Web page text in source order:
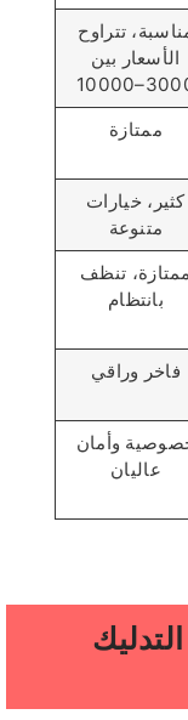
تتراوح
الأسعار بين
ممتازة
كثير، خيارات
متنوعة
ممتازة، تنظف
بانتظام
فاخر وراقي
وأمان
عاليان